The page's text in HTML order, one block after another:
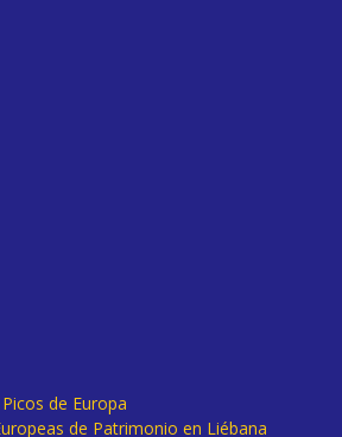
de Europa
de Patrimonio en Liébana